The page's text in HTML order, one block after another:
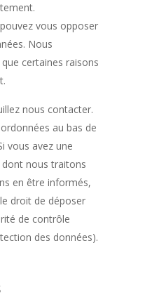
vous opposer
Nous
certaines raisons
nous contacter.
au bas de
vous avez une
nous traitons
en être informés,
droit de déposer
de contrôle
des données).